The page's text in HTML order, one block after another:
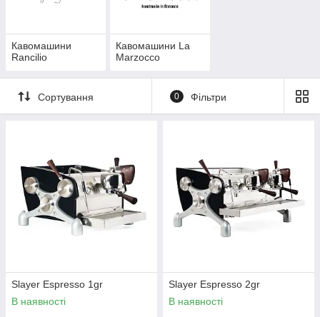
Nuova Simonelli, La Marzocco
Консультація та підбір
під задачі бізнесу
В наявності та під замовлення
— все швидко та зручно
Кавомашини
Rancilio
Кавомашини La
Marzocco
Сортування 0 Фільтри
Slayer Espresso 1gr
В наявності
Slayer Espresso 2gr
В наявності